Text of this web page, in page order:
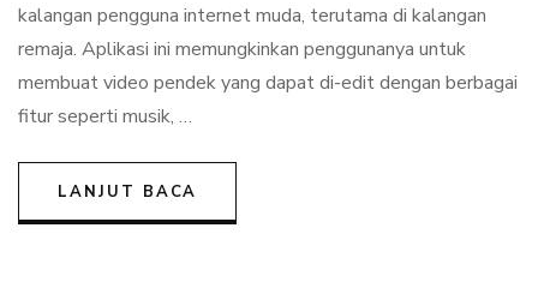
Affiliate
kalangan pengguna internet muda, terutama di kalangan
remaja. Aplikasi ini memungkinkan penggunanya untuk
membuat video pendek yang dapat di-edit dengan berbagai
fitur seperti musik, …
LANJUT BACA